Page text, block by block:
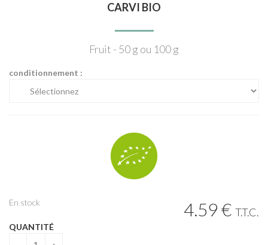
CARVI BIO
Fruit - 50 g ou 100 g
conditionnement :
4.59€ T.T.C.
En stock
QUANTITÉ